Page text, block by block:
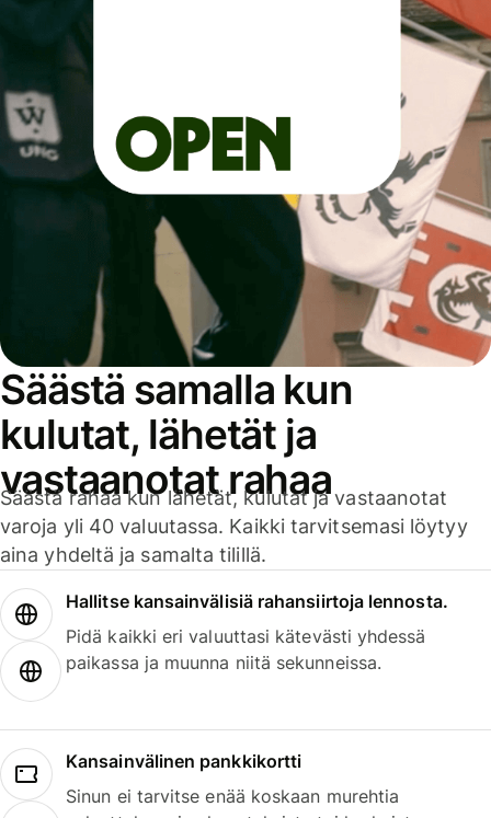
Säästä samalla kun
kulutat, lähetät ja
vastaanotat rahaa
Säästä rahaa kun lähetät, kulutat ja vastaanotat
varoja yli 40 valuutassa. Kaikki tarvitsemasi löytyy
aina yhdeltä ja samalta tilillä.
Hallitse kansainvälisiä rahansiirtoja lennosta.
Pidä kaikki eri valuuttasi kätevästi yhdessä
paikassa ja muunna niitä sekunneissa.
Kansainvälinen pankkikortti
Sinun ei tarvitse enää koskaan murehtia